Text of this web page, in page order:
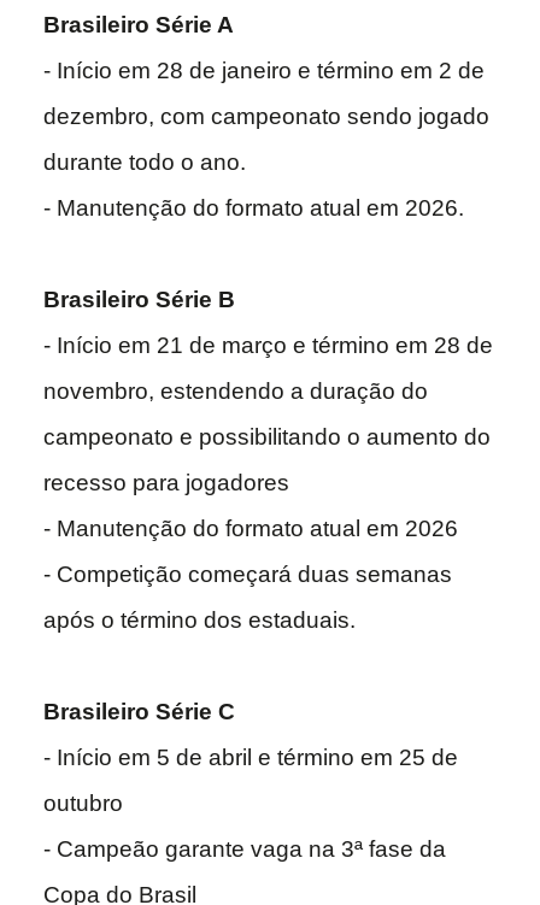
Brasileiro Série A
- Início em 28 de janeiro e término em 2 de
dezembro, com campeonato sendo jogado
durante todo o ano.
- Manutenção do formato atual em 2026.
Brasileiro Série B
- Início em 21 de março e término em 28 de
novembro, estendendo a duração do
campeonato e possibilitando o aumento do
recesso para jogadores
- Manutenção do formato atual em 2026
- Competição começará duas semanas
após o término dos estaduais.
Brasileiro Série C
- Início em 5 de abril e término em 25 de
outubro
- Campeão garante vaga na 3ª fase da
Copa do Brasil